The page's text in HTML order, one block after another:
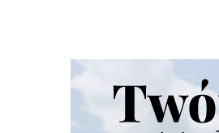
Ścieżka
nawigacyjna
Strona główna